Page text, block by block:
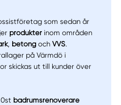
som sedan år
produkterinom områden
, betongochVVS.
på Värmdö i
skickas ut till kunder över
badrumsrenoverare